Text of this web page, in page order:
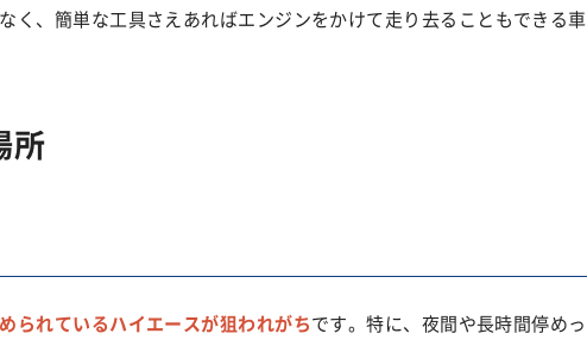
く、簡単な工具さえあればエンジンをかけて走り去ることもできる車
所
られているハイエースが狙われがちです。特に、夜間や長時間停めっ